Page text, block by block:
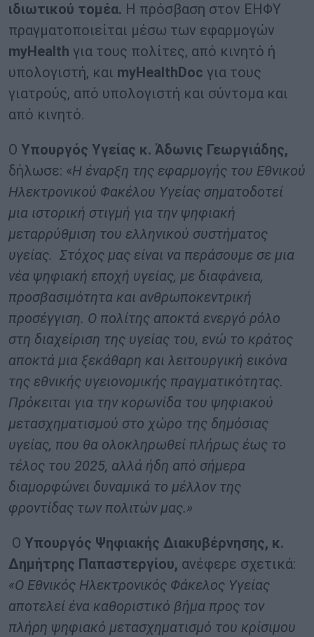
ιδιωτικού τομέα. Η πρόσβαση στον ΕΗΦΥ
πραγματοποιείται μέσω των εφαρμογών
myHealth για τους πολίτες, από κινητό ή
υπολογιστή, και myHealthDoc για τους
γιατρούς, από υπολογιστή και σύντομα και
από κινητό.
O Υπουργός Υγείας κ. Άδωνις Γεωργιάδης,
δήλωσε: «Η έναρξη της εφαρμογής του Εθνικού
Ηλεκτρονικού Φακέλου Υγείας σηματοδοτεί
μια ιστορική στιγμή για την ψηφιακή
μεταρρύθμιση του ελληνικού συστήματος
υγείας. Στόχος μας είναι να περάσουμε σε μια
νέα ψηφιακή εποχή υγείας, με διαφάνεια,
προσβασιμότητα και ανθρωποκεντρική
προσέγγιση. Ο πολίτης αποκτά ενεργό ρόλο
στη διαχείριση της υγείας του, ενώ το κράτος
αποκτά μια ξεκάθαρη και λειτουργική εικόνα
της εθνικής υγειονομικής πραγματικότητας.
Πρόκειται για την κορωνίδα του ψηφιακού
μετασχηματισμού στο χώρο της δημόσιας
υγείας, που θα ολοκληρωθεί πλήρως έως το
τέλος του 2025, αλλά ήδη από σήμερα
διαμορφώνει δυναμικά το μέλλον της
φροντίδας των πολιτών μας.»
Ο Υπουργός Ψηφιακής Διακυβέρνησης, κ.
Δημήτρης Παπαστεργίου, ανέφερε σχετικά:
«Ο Εθνικός Ηλεκτρονικός Φάκελος Υγείας
αποτελεί ένα καθοριστικό βήμα προς τον
πλήρη ψηφιακό μετασχηματισμό του κρίσιμου